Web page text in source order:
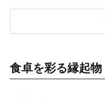
食卓を彩る縁起物